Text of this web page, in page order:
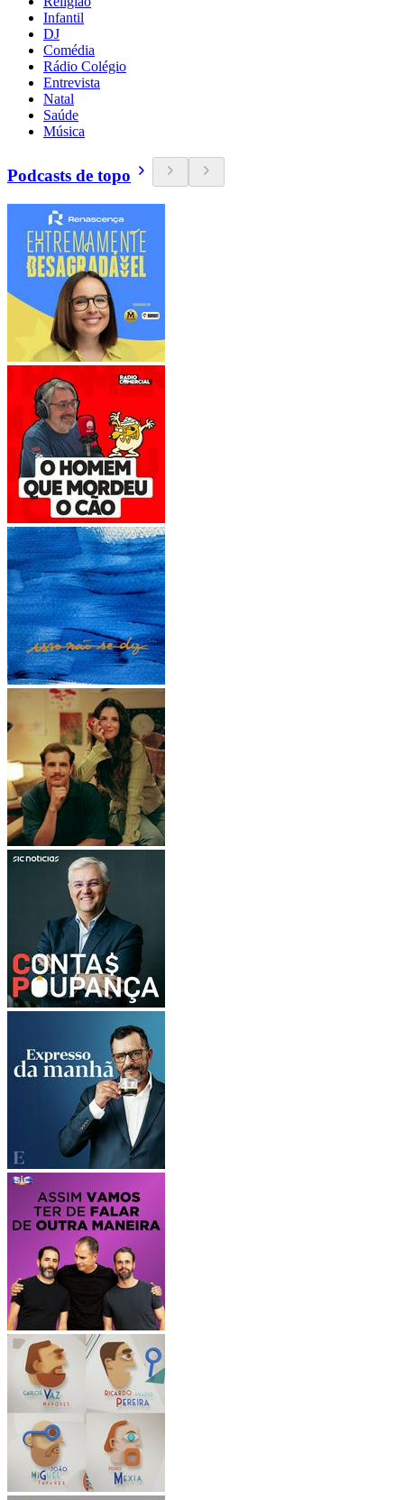
Infantil
DJ
Comédia
Rádio Colégio
Entrevista
Natal
Saúde
Música
Podcasts de topo